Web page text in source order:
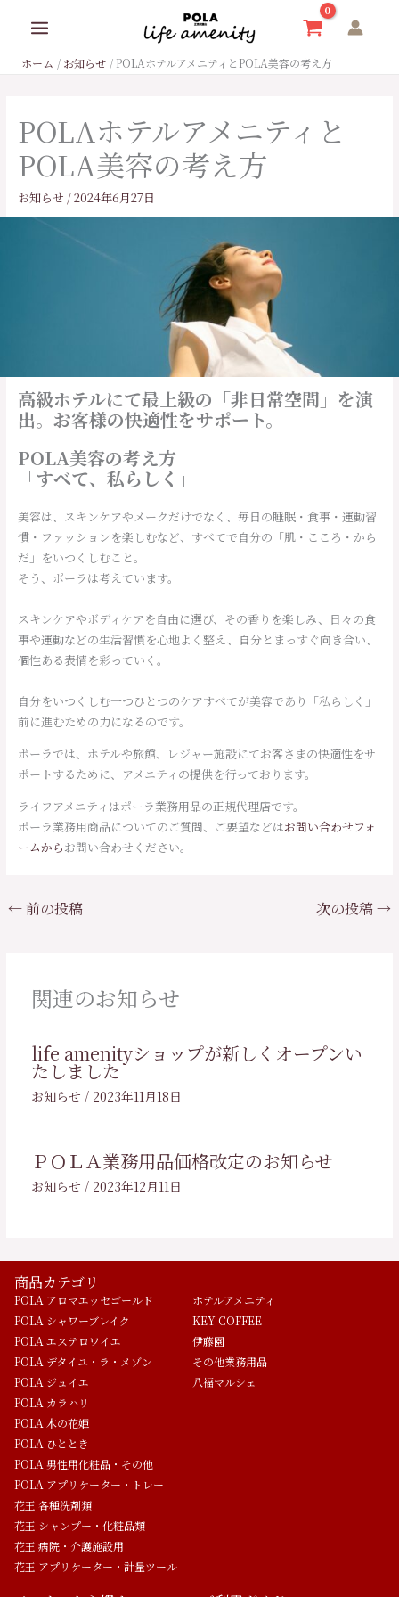
ホーム お知らせ POLAホテルアメニティとPOLA美容の考え方
POLAホテルアメニティと
POLA美容の考え方
お知らせ /2024年6月27日
高級ホテルにて最上級の「非日常空間」を演
出。お客様の快適性をサポート。
POLA美容の考え方
「すべて、私らしく」
美容は、スキンケアやメークだけでなく、毎日の睡眠・食事・運動習
慣・ファッションを楽しむなど、すべてで自分の「肌・こころ・から
だ」をいつくしむこと。
そう、ポーラは考えています。
スキンケアやボディケアを自由に選び、その香りを楽しみ、日々の食
事や運動などの生活習慣を心地よく整え、自分とまっすぐ向き合い、
個性ある表情を彩っていく。
自分をいつくしむ一つひとつのケアすべてが美容であり「私らしく」
前に進むための力になるのです。
ポーラでは、ホテルや旅館、レジャー施設にてお客さまの快適性をサ
ポートするために、アメニティの提供を行っております。
ライフアメニティはポーラ業務用品の正規代理店です。
ポーラ業務用商品についてのご質問、ご要望などはお問い合わせフォ
ームからお問い合わせください。
←前の投稿 次の投稿→
関連のお知らせ
life amenityショップが新しくオープンい
たしました
お知らせ / 2023年11月18日
ＰＯＬＡ業務用品価格改定のお知らせ
お知らせ / 2023年12月11日
商品カテゴリ
POLA アロマエッセゴールド
POLA シャワーブレイク
POLA エステロワイエ
POLA デタイユ・ラ・メゾン
POLA ジュイエ
POLA カラハリ
POLA 木の花姫
POLA ひととき
POLA 男性用化粧品・その他
POLA アプリケーター・トレー
花王 各種洗剤類
花王 シャンプー・化粧品類
花王 病院・介護施設用
花王 アプリケーター・計量ツール
ホテルアメニティ
KEY COFFEE
伊藤園
その他業務用品
八福マルシェ